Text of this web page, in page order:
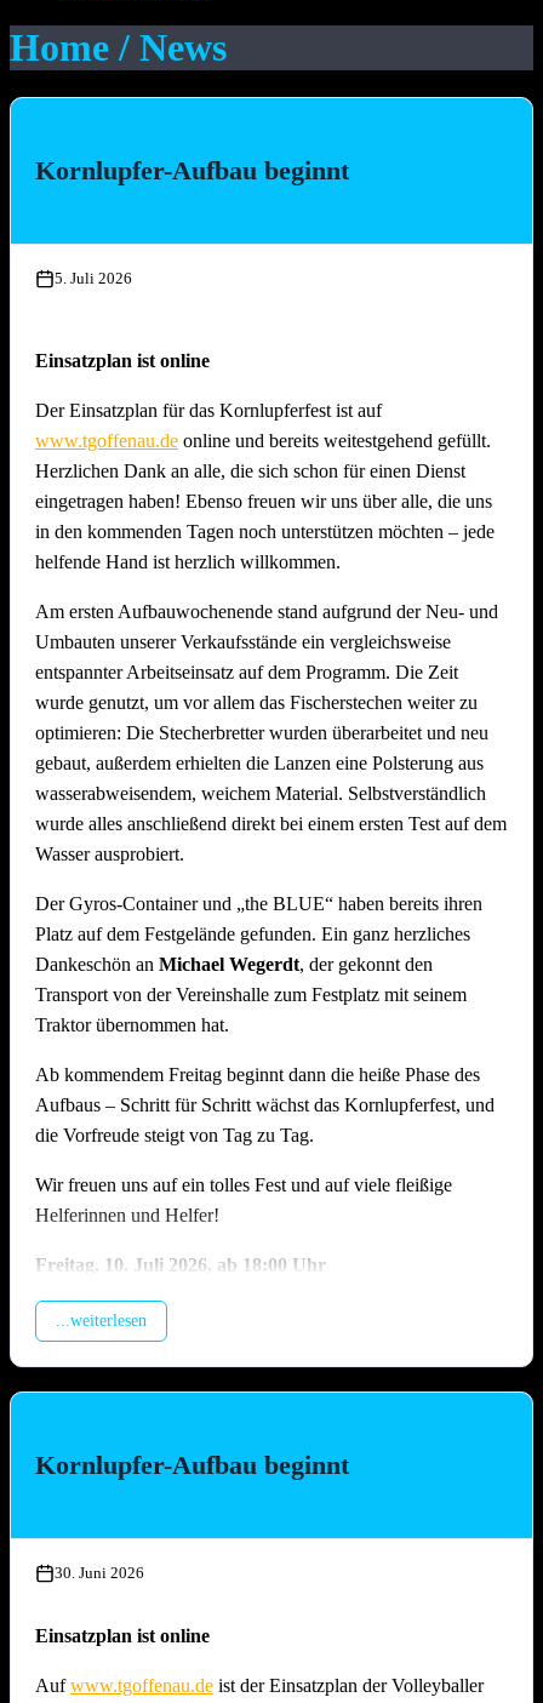
Home / News
Kornlupfer-Aufbau beginnt
5. Juli 2026
Einsatzplan ist online
Der Einsatzplan für das Kornlupferfest ist auf
www.tgoffenau.de online und bereits weitestgehend gefüllt.
Herzlichen Dank an alle, die sich schon für einen Dienst
eingetragen haben! Ebenso freuen wir uns über alle, die uns
in den kommenden Tagen noch unterstützen möchten – jede
helfende Hand ist herzlich willkommen.
Am ersten Aufbauwochenende stand aufgrund der Neu- und
Umbauten unserer Verkaufsstände ein vergleichsweise
entspannter Arbeitseinsatz auf dem Programm. Die Zeit
wurde genutzt, um vor allem das Fischerstechen weiter zu
optimieren: Die Stecherbretter wurden überarbeitet und neu
gebaut, außerdem erhielten die Lanzen eine Polsterung aus
wasserabweisendem, weichem Material. Selbstverständlich
wurde alles anschließend direkt bei einem ersten Test auf dem
Wasser ausprobiert.
Der Gyros-Container und „the BLUE“ haben bereits ihren
Platz auf dem Festgelände gefunden. Ein ganz herzliches
Dankeschön an Michael Wegerdt, der gekonnt den
Transport von der Vereinshalle zum Festplatz mit seinem
Traktor übernommen hat.
Ab kommendem Freitag beginnt dann die heiße Phase des
Aufbaus – Schritt für Schritt wächst das Kornlupferfest, und
die Vorfreude steigt von Tag zu Tag.
Wir freuen uns auf ein tolles Fest und auf viele fleißige
Helferinnen und Helfer!
Freitag, 10. Juli 2026, ab 18:00 Uhr
Vereinshalle).
Verkabelung (Hauptaufbautag !!)
Aufbau Bühne, Herstellung Tzatziki (Vereinsküche Saline)
Gläserreinigung, Infrastruktur, Bierwagen, Aufstellung
Beleuchtung
...weiterlesen
Kornlupfer-Aufbau beginnt
30. Juni 2026
Einsatzplan ist online
Aufwww.tgoffenau.de ist der Einsatzplan der Volleyballer